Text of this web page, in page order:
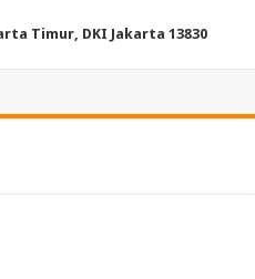
Timur, DKI Jakarta 13830